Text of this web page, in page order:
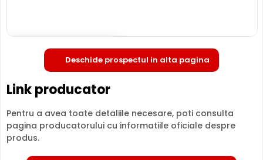
carcasa din plastic si metal, de tip "dome".
INFRAROSU pana la 30 metri
Poate oferi imagini pe timpul noptii sau in conditii de
iluminare scazuta, de la o distanta de pana la 30 metri,
IPC-T280H(C) fiind dotata cu un iluminator in infrarosu cu
Deschide prospectul in alta pagina
Link producator
Pentru a avea toate detaliile necesare, poti consulta
pagina producatorului cu informatiile oficiale despre
produs.